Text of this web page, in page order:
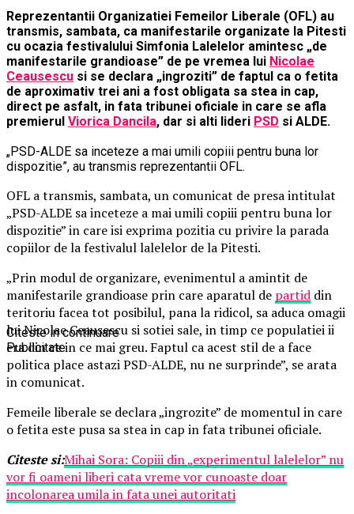
Reprezentantii Organizatiei Femeilor Liberale (OFL) au
transmis, sambata, ca manifestarile organizate la Pitesti
cu ocazia festivalului Simfonia Lalelelor amintesc „de
manifestarile grandioase” de pe vremea lui Nicolae
Ceausescu si se declara „ingroziti” de faptul ca o fetita
de aproximativ trei ani a fost obligata sa stea in cap,
direct pe asfalt, in fata tribunei oficiale in care se afla
premierul Viorica Dancila, dar si alti lideri PSD si ALDE.
„PSD-ALDE sa inceteze a mai umili copiii pentru buna lor
dispozitie”, au transmis reprezentantii OFL.
OFL a transmis, sambata, un comunicat de presa intitulat
„PSD-ALDE sa inceteze a mai umili copiii pentru buna lor
dispozitie” in care isi exprima pozitia cu privire la parada
copiilor de la festivalul lalelelor de la Pitesti.
„Prin modul de organizare, evenimentul a amintit de
manifestarile grandioase prin care aparatul de partid din
teritoriu facea tot posibilul, pana la ridicol, sa aduca omagii
lui Nicolae Ceausescu si sotiei sale, in timp ce populatiei ii
era din ce in ce mai greu. Faptul ca acest stil de a face
politica place astazi PSD-ALDE, nu ne surprinde”, se arata
in comunicat.
Femeile liberale se declara „ingrozite” de momentul in care
o fetita este pusa sa stea in cap in fata tribunei oficiale.
Citeste si:Mihai Sora: Copiii din „experimentul lalelelor” nu
vor fi oameni liberi cata vreme vor cunoaste doar
incolonarea umila in fata unei autoritati
Citeste in continuare
Publicitate